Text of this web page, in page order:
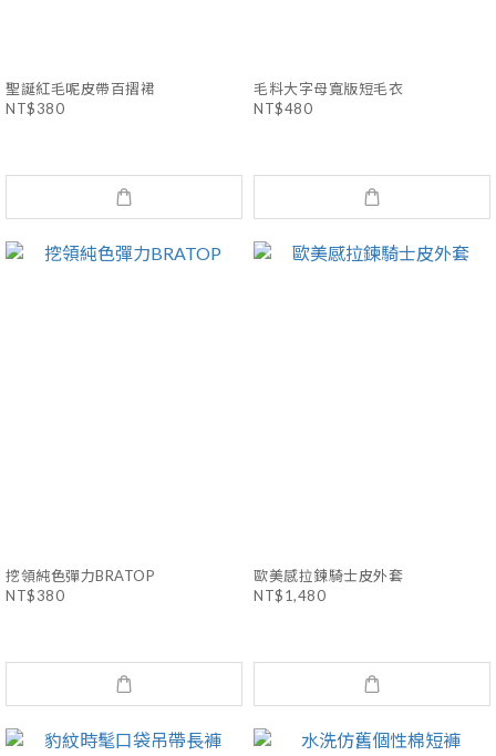
聖誕紅毛呢皮帶百摺裙
NT$380
毛料大字母寬版短毛衣
NT$480
挖領純色彈力BRATOP
NT$380
歐美感拉鍊騎士皮外套
NT$1,480